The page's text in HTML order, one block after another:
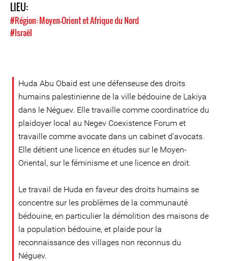
LIEU:
#Région: Moyen-Orient et Afrique du Nord
#Israël
Huda Abu Obaid est une défenseuse des droits
humains palestinienne de la ville bédouine de Lakiya
dans le Néguev. Elle travaille comme coordinatrice du
plaidoyer local au Negev Coexistence Forum et
travaille comme avocate dans un cabinet d’avocats.
Elle détient une licence en études sur le Moyen-
Oriental, sur le féminisme et une licence en droit.
Le travail de Huda en faveur des droits humains se
concentre sur les problèmes de la communauté
bédouine, en particulier la démolition des maisons de
la population bédouine, et plaide pour la
reconnaissance des villages non reconnus du
Néguev.